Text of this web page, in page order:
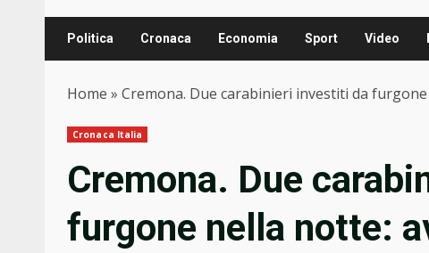
Politica Cronaca Economia Sport Video
Home » Cremona. Due carabinieri investiti da
Cronaca Italia
Cremona. Due
furgone nella notte: